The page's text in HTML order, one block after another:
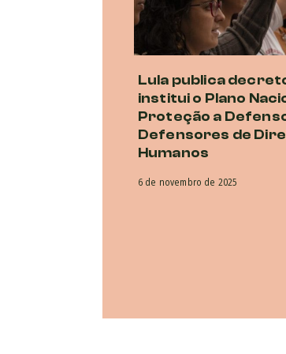
Lula publica
institui o Plano
Proteção a
Defensores de
Humanos
6 de novembro de 2025